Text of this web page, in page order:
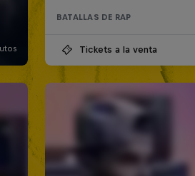
BATALLAS DE RAP
Tickets a la venta